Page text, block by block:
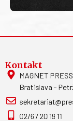
Kontakt
MAGNET
Bratislava -
02/67 20 19 11